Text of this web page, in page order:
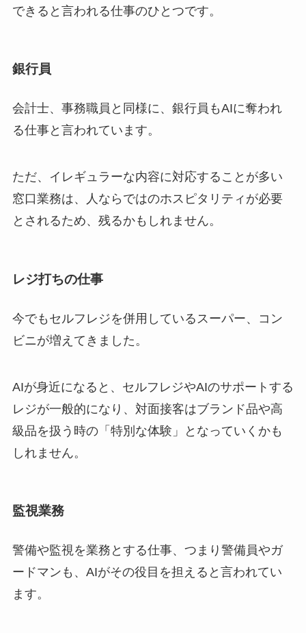
できると言われる仕事のひとつです。
銀行員
会計士、事務職員と同様に、銀行員もAIに奪われ
る仕事と言われています。
ただ、イレギュラーな内容に対応することが多い
窓口業務は、人ならではのホスピタリティが必要
とされるため、残るかもしれません。
レジ打ちの仕事
今でもセルフレジを併用しているスーパー、コン
ビニが増えてきました。
AIが身近になると、セルフレジやAIのサポートする
レジが一般的になり、対面接客はブランド品や高
級品を扱う時の「特別な体験」となっていくかも
しれません。
監視業務
警備や監視を業務とする仕事、つまり警備員やガ
ードマンも、AIがその役目を担えると言われてい
ます。